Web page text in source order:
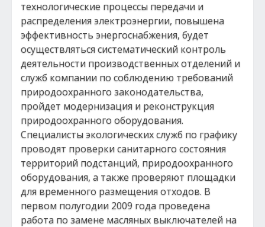
технологические процессы передачи и
распределения электроэнергии, повышена
эффективность энергоснабжения, будет
осуществляться систематический контроль
деятельности производственных отделений и
служб компании по соблюдению требований
природоохранного законодательства,
пройдет модернизация и реконструкция
природоохранного оборудования.
Специалисты экологических служб по графику
проводят проверки санитарного состояния
территорий подстанций, природоохранного
оборудования, а также проверяют площадки
для временного размещения отходов. В
первом полугодии 2009 года проведена
работа по замене масляных выключателей на